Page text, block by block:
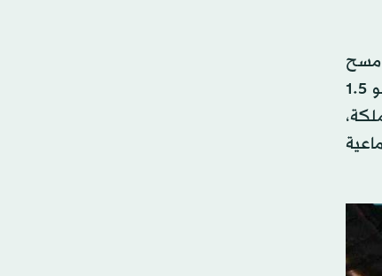
مسح
جيولوجي إقليمي في العالم على مساحة 600 ألف كيلومتر مربع من منطقة «الدرع العربية» بقيمة إجمالية قدرت بنحو 1.5
في المملكة،